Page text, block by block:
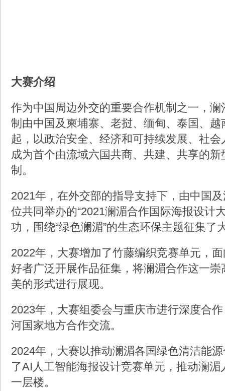
大赛介绍
作为中国周边外交的重要合作机制之一，
制由中国及柬埔寨、老挝、缅甸、泰国、越
起，以政治安全、经济和可持续发展、社
成为首个由流域六国共商、共建、共享的
制。
2021年，在外交部的指导支持下，由中国
位共同举办的“2021澜湄合作国际海报设计
功，围绕“绿色澜湄”的生态环保主题征集了
2022年，大赛增加了竹藤编织竞赛单元，
好者广泛开展作品征集，将澜湄合作这一
美的形式进行展现。
2023年，大赛组委会与重庆市进行深度合
河国家地方合作交流。
2024年，大赛以推动澜湄各国绿色清洁能
了AI人工智能海报设计竞赛单元，推动澜湄
一层楼。